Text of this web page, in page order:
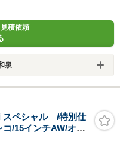
積依頼
泉
スペシャル /特別仕
/15インチAW/オー
説/